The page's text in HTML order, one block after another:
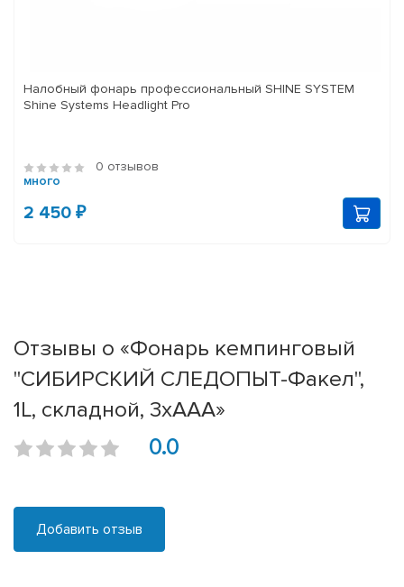
Налобный фонарь профессиональный SHINE SYSTEM
Shine Systems Headlight Pro
0 отзывов
много
2 450 ₽
Отзывы о «Фонарь кемпинговый
"СИБИРСКИЙ СЛЕДОПЫТ-Факел",
1L, складной, 3хААА»
0.0
Добавить отзыв